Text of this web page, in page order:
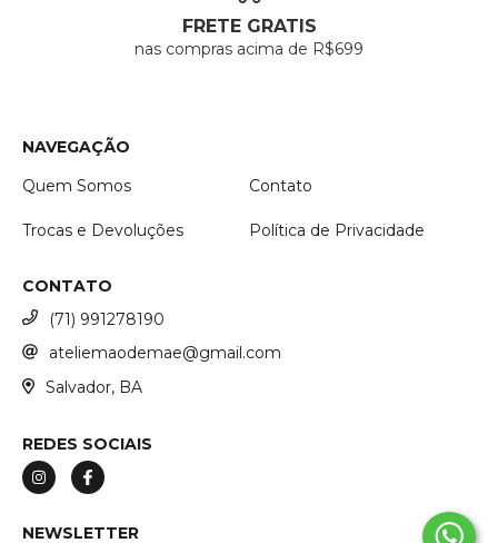
FRETE GRATIS
nas compras acima de R$699
NAVEGAÇÃO
Quem Somos
Contato
Trocas e Devoluções Política de Privacidade
CONTATO
(71) 991278190
ateliemaodemae@gmail.com
Salvador, BA
REDES SOCIAIS
NEWSLETTER